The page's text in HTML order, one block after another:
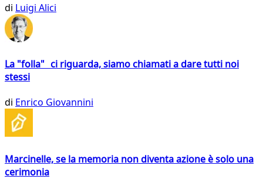
di Luigi Alici
La "folla" ci riguarda, siamo chiamati a dare tutti noi
stessi
di Enrico Giovannini
Marcinelle, se la memoria non diventa azione è solo una
cerimonia